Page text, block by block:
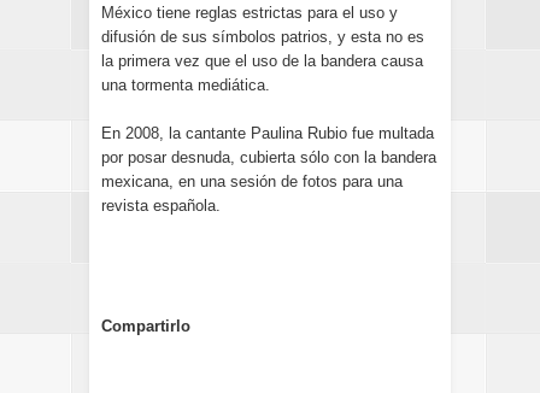
México tiene reglas estrictas para el uso y
difusión de sus símbolos patrios, y esta no es
la primera vez que el uso de la bandera causa
una tormenta mediática.
En 2008, la cantante Paulina Rubio fue multada
por posar desnuda, cubierta sólo con la bandera
mexicana, en una sesión de fotos para una
revista española.
Compartirlo